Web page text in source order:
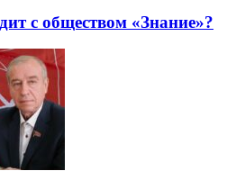
с обществом «Знание»?